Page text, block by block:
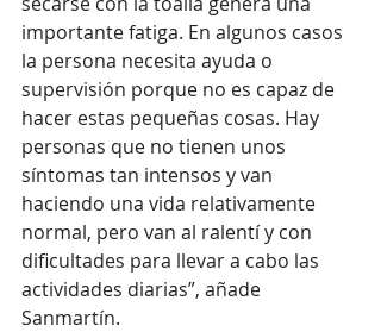
importante fatiga. En algunos casos
la persona necesita ayuda o
supervisión porque no es capaz de
hacer estas pequeñas cosas. Hay
personas que no tienen unos
síntomas tan intensos y van
haciendo una vida relativamente
normal, pero van al ralentí y con
dificultades para llevar a cabo las
actividades diarias”, añade
Sanmartín.